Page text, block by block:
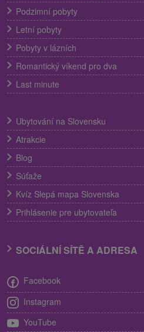
Podzimní pobyty
Letní pobyty
Pobyty v lázních
Romantický víkend pro dva
Last minute
Ubytování na Slovensku
Atrakcie
Blog
Súťaže
Kvíz Slepá mapa Slovenska
Prihlásenie pre ubytovateľa
SOCIÁLNÍ SÍTĚ A ADRESA
Facebook
Instagram
YouTube